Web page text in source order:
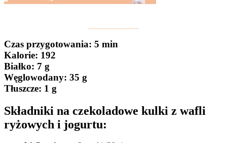
Czas przygotowania: 5 min
Kalorie: 192
Białko: 7 g
Węglowodany: 35 g
Tłuszcze: 1 g
Składniki na czekoladowe kulki z wafli
ryżowych i jogurtu: